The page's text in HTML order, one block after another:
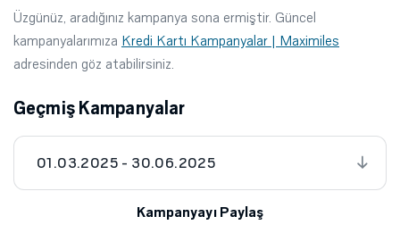
Üzgünüz, aradığınız kampanya sona ermiştir. Güncel
kampanyalarımıza Kredi Kartı Kampanyalar | Maximiles
adresinden göz atabilirsiniz.
Geçmiş Kampanyalar
01.03.2025 - 30.06.2025
Kampanyayı Paylaş